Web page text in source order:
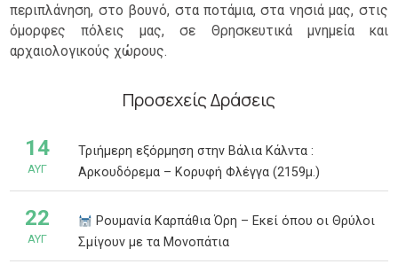
περιπλάνηση, στο βουνό, στα ποτάμια, στα νησιά μας, στις
όμορφες πόλεις μας, σε Θρησκευτικά μνημεία και
αρχαιολογικούς χώρους.
Προσεχείς Δράσεις
14
ΑΥΓ
Τριήμερη εξόρμηση στην Βάλια Κάλντα :
Αρκουδόρεμα – Κορυφή Φλέγγα (2159μ.)
22
ΑΥΓ
Ρουμανία Καρπάθια Όρη – Εκεί όπου οι Θρύλοι
Σμίγουν με τα Μονοπάτια